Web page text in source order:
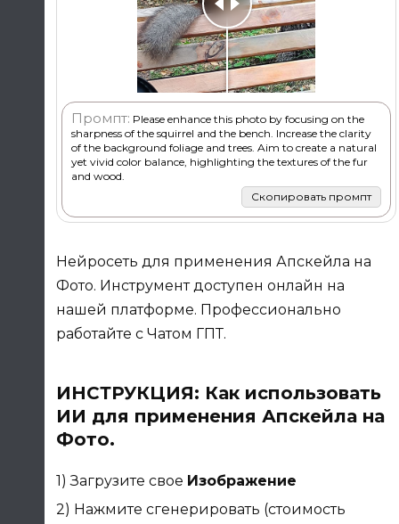
Промпт: Please enhance this photo by focusing on the
sharpness of the squirrel and the bench. Increase the clarity
of the background foliage and trees. Aim to create a natural
yet vivid color balance, highlighting the textures of the fur
and wood.
Скопировать промпт
Нейросеть для применения Апскейла на
Фото. Инструмент доступен онлайн на
нашей платформе. Профессионально
работайте с Чатом ГПТ.
ИНСТРУКЦИЯ: Как использовать
ИИ для применения Апскейла на
Фото.
1) Загрузите свое Изображение
2) Нажмите сгенерировать (стоимость